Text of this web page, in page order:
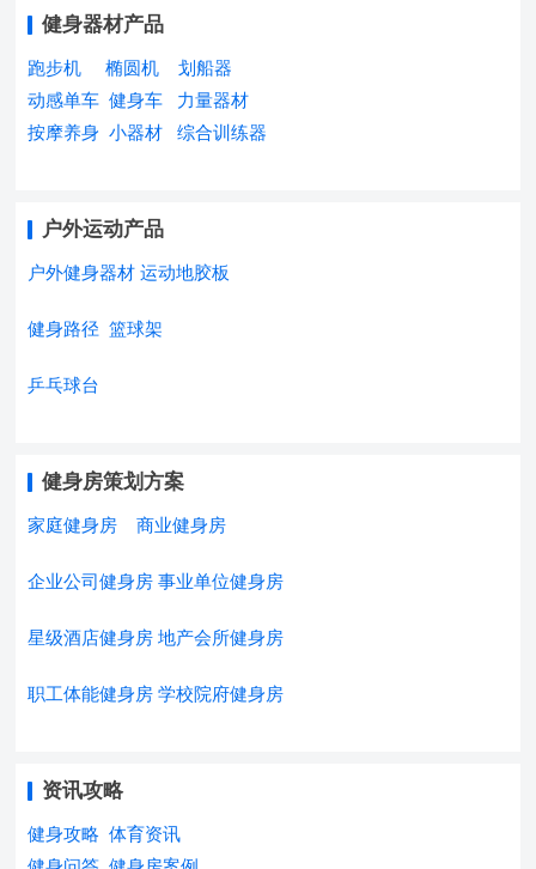
健身器材产品
跑步机 椭圆机
划船器
动感单车 健身车
力量器材
按摩养身 小器材 综合训练器
户外运动产品
户外健身器材 运动地胶板
健身路径 篮球架
乒乓球台
健身房策划方案
家庭健身房 商业健身房
企业公司健身房 事业单位健身房
星级酒店健身房 地产会所健身房
职工体能健身房 学校院府健身房
资讯攻略
健身攻略 体育资讯